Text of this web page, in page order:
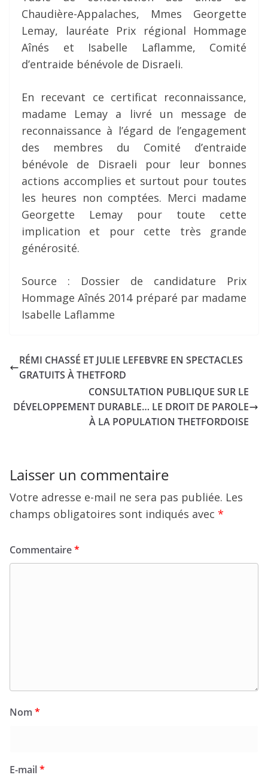
Chaudière-Appalaches, Mmes Georgette
Lemay, lauréate Prix régional Hommage
Aînés et Isabelle Laflamme, Comité
d’entraide bénévole de Disraeli.
En recevant ce certificat reconnaissance,
madame Lemay a livré un message de
reconnaissance à l’égard de l’engagement
des membres du Comité d’entraide
bénévole de Disraeli pour leur bonnes
actions accomplies et surtout pour toutes
les heures non comptées. Merci madame
Georgette Lemay pour toute cette
implication et pour cette très grande
générosité.
Source : Dossier de candidature Prix
Hommage Aînés 2014 préparé par madame
Isabelle Laflamme
RÉMI CHASSÉ ET JULIE LEFEBVRE EN SPECTACLES
GRATUITS À THETFORD
CONSULTATION PUBLIQUE SUR LE
DÉVELOPPEMENT DURABLE… LE DROIT DE PAROLE
À LA POPULATION THETFORDOISE
Laisser un commentaire
Votre adresse e-mail ne sera pas publiée. Les
champs obligatoires sont indiqués avec *
Commentaire*
Nom *
E-mail*